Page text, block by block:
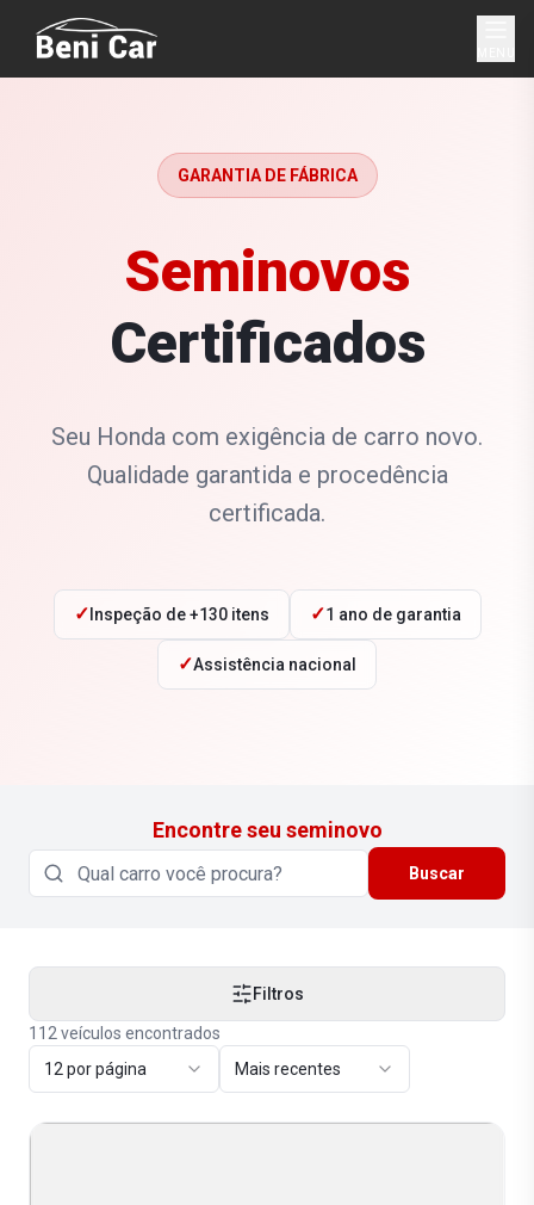
GARANTIA DE FÁBRICA
Seminovos
Certificados
Seu Honda com exigência de carro novo.
Qualidade garantida e procedência
certificada.
✓ Inspeção de +130 itens ✓1 ano de garantia
✓Assistência nacional
Encontre seu seminovo
Buscar
Filtros
112 veículos encontrados
12 por página
Mais recentes